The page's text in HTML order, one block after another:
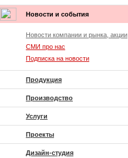
Новости и события
Новости компании и рынка, акции
СМИ про нас
Подписка на новости
Продукция
Производство
Услуги
Проекты
Дизайн-студия